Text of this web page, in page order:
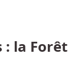
: la Forêt